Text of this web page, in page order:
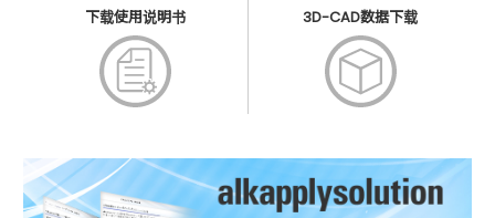
下载使用说明书 3D-CAD数据下载